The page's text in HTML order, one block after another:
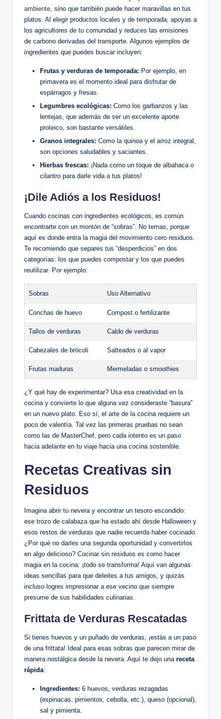
ambiente , sino que también puede hacer maravillas en tus
platos. Al elegir productos locales y de temporada, apoyas a
los agricultores de tu comunidad y reduces las emisiones
de carbono derivadas del transporte. Algunos ejemplos de
ingredientes que puedes buscar incluyen:
Frutas y verduras de temporada: Por ejemplo, en
primavera es el momento ideal para disfrutar de
espárragos y fresas.
Legumbres ecológicas: Como los garbanzos y las
lentejas, que además de ser un excelente aporte
proteico, son bastante versátiles.
Granos integrales: Como la quinoa y el arroz integral,
son opciones saludables y saciantes.
Hierbas frescas: ¡Nada como un toque de albahaca o
cilantro para darle vida a tus platos!
¡Dile Adiós a los Residuos!
Cuando cocinas con ingredientes ecológicos, es común
encontrarte con un montón de “sobras”. No temas, porque
aquí es donde entra la magia del movimiento cero residuos.
Te recomiendo que separes tus “desperdicios” en dos
categorías: los que puedes compostar y los que puedes
reutilizar. Por ejemplo:
Sobras Uso Alternativo
Conchas de huevo Compost o fertilizante
Tallos de verduras Caldo de verduras
Cabezales de brócoli Salteados o al vapor
Frutas maduras Mermeladas o smoothies
¿Y qué hay de experimentar? Usa esa creatividad en la
cocina y convierte lo que alguna vez consideraste “basura”
en un nuevo plato. Eso sí, el arte de la cocina requiere un
poco de valentía. Tal vez las primeras pruebas no sean
como las de MasterChef, pero cada intento es un paso
hacia adelante en tu viaje hacia una cocina sostenible.
Recetas Creativas sin
Residuos
Imagina abrir tu nevera y encontrar un tesoro escondido:
ese trozo de calabaza que ha estado ahí desde Halloween y
esos restos de verduras que nadie recuerda haber cocinado.
¿Por qué no darles una segunda oportunidad y convertirlos
en algo delicioso? Cocinar sin residuos es como hacer
magia en la cocina: ¡todo se transforma! Aquí van algunas
ideas sencillas para que deleites a tus amigos, y quizás
incluso logres impresionar a ese vecino que siempre
presume de sus habilidades culinarias.
Frittata de Verduras Rescatadas
Si tienes huevos y un puñado de verduras, ¡estás a un paso
de una frittata! Ideal para esas sobras que parecen mirar de
manera nostálgica desde la nevera. Aquí te dejo una receta
rápida:
Ingredientes: 6 huevos, verduras rezagadas
(espinacas, pimientos, cebolla, etc.), queso (opcional),
sal y pimienta.